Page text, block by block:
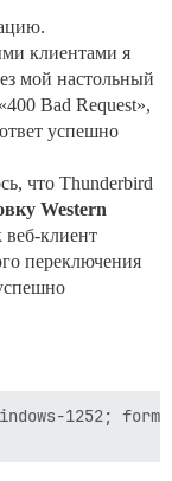
клиентами я
мой настольный
Bad Request»,
успешно
что Thunderbird
Western
веб-клиент
переключения
1252;